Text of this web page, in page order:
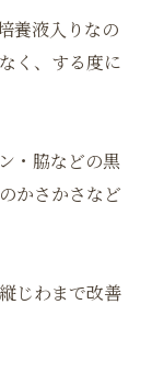
養液入りなの
く、する度に
・脇などの黒
かさかさなど
じわまで改善